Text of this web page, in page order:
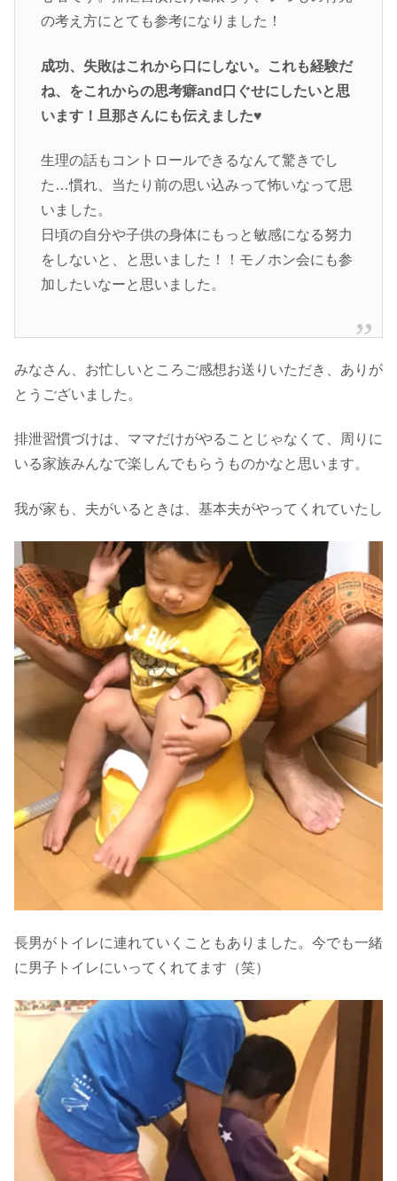
の考え方にとても参考になりました！
成功、失敗はこれから口にしない。これも経験だ
ね、をこれからの思考癖and口ぐせにしたいと思
います！旦那さんにも伝えました♥
生理の話もコントロールできるなんて驚きでし
た…慣れ、当たり前の思い込みって怖いなって思
いました。
日頃の自分や子供の身体にもっと敏感になる努力
をしないと、と思いました！！モノホン会にも参
加したいなーと思いました。
みなさん、お忙しいところご感想お送りいただき、ありが
とうございました。
排泄習慣づけは、ママだけがやることじゃなくて、周りに
いる家族みんなで楽しんでもらうものかなと思います。
我が家も、夫がいるときは、基本夫がやってくれていたし
長男がトイレに連れていくこともありました。今でも一緒
に男子トイレにいってくれてます（笑）